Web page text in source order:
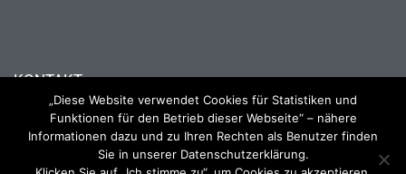
KONTAKT
04106 121 63 73
info@brandschutzservice-nord.de
„Diese Website verwendet Cookies für Statistiken und
Funktionen für den Betrieb dieser Webseite“ – nähere
Informationen dazu und zu Ihren Rechten als Benutzer finden
Sie in unserer Datenschutzerklärung.